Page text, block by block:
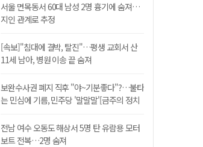
서울 면목동서 60대 남성 2명 흉기에 숨져…
지인 관계로 추정
[속보]"침대에 결박, 탈진"…평생 교회서 산
11세 남아, 병원 이송 끝 숨져
보완수사권 폐지 직후 "야~기분좋다"?…불타
는 민심에 기름, 민주당 '말말말'[금주의 정치
전남 여수 오동도 해상서 5명 탄 유람용 모터
보트 전복…2명 숨져